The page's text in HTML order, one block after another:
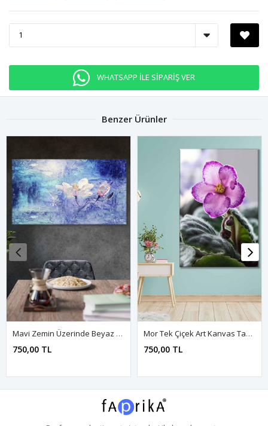
WHATSAPP İLE SİPARİŞ VER
Benzer Ürünler
Mavi Zemin Üzerinde Beyaz Çiçek Yağlı Boya Efektli Art Kanvas Tablo 2222002
750,00 TL
Mor Tek Çiçek Art Kanvas Tablo 2221963
750,00 TL